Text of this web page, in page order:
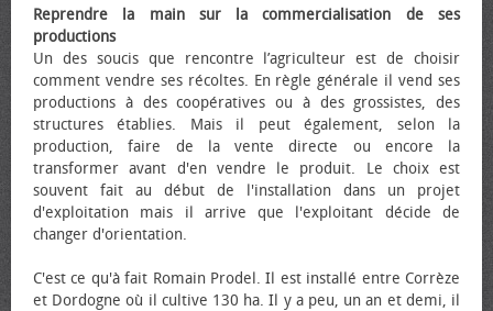
Reprendre la main sur la commercialisation de ses
productions
Un des soucis que rencontre l’agriculteur est de choisir
comment vendre ses récoltes. En règle générale il vend ses
productions à des coopératives ou à des grossistes, des
structures établies. Mais il peut également, selon la
production, faire de la vente directe ou encore la
transformer avant d'en vendre le produit. Le choix est
souvent fait au début de l'installation dans un projet
d'exploitation mais il arrive que l'exploitant décide de
changer d'orientation.
C'est ce qu'à fait Romain Prodel. Il est installé entre Corrèze
et Dordogne où il cultive 130 ha. Il y a peu, un an et demi, il